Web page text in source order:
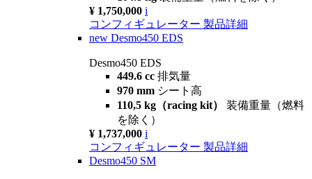
¥ 1,750,000 i
コンフィギュレーター 製品詳細
new Desmo450 EDS
Desmo450 EDS
449.6 cc 排気量
970 mm シート高
110,5 kg（racing kit） 装備重量（燃料
を除く）
¥ 1,737,000 i
コンフィギュレーター 製品詳細
Desmo450 SM